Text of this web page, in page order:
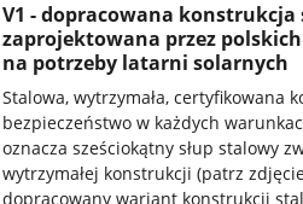
V1 - dopracowana konstrukcja
zaprojektowana przez
na potrzeby latarni solarnych
Stalowa, wytrzymała, certyfikowana
bezpieczeństwo w każdych
oznacza sześciokątny słup stalowy
wytrzymałej konstrukcji (patrz
dopracowany wariant konstrukcji